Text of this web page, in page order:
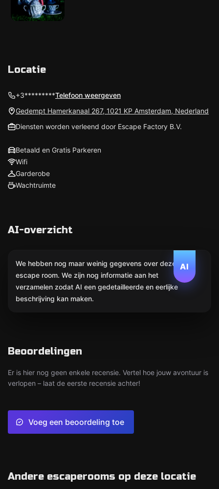
Locatie
+3*********Telefoon weergeven
Gedempt Hamerkanaal 267, 1021 KP Amsterdam, Nederland
Diensten worden verleend door Escape Factory B.V.
Betaald en Gratis Parkeren
Wifi
Garderobe
Wachtruimte
AI-overzicht
AI
We hebben nog maar weinig gegevens over deze
escape room. We zijn nog informatie aan het
verzamelen zodat AI een gedetailleerde en eerlijke
beschrijving kan maken.
Beoordelingen
Er is hier nog geen enkele recensie. Vertel hoe jouw avontuur is
verlopen – laat de eerste recensie achter!
Voeg een beoordeling toe
Andere escaperooms op deze locatie